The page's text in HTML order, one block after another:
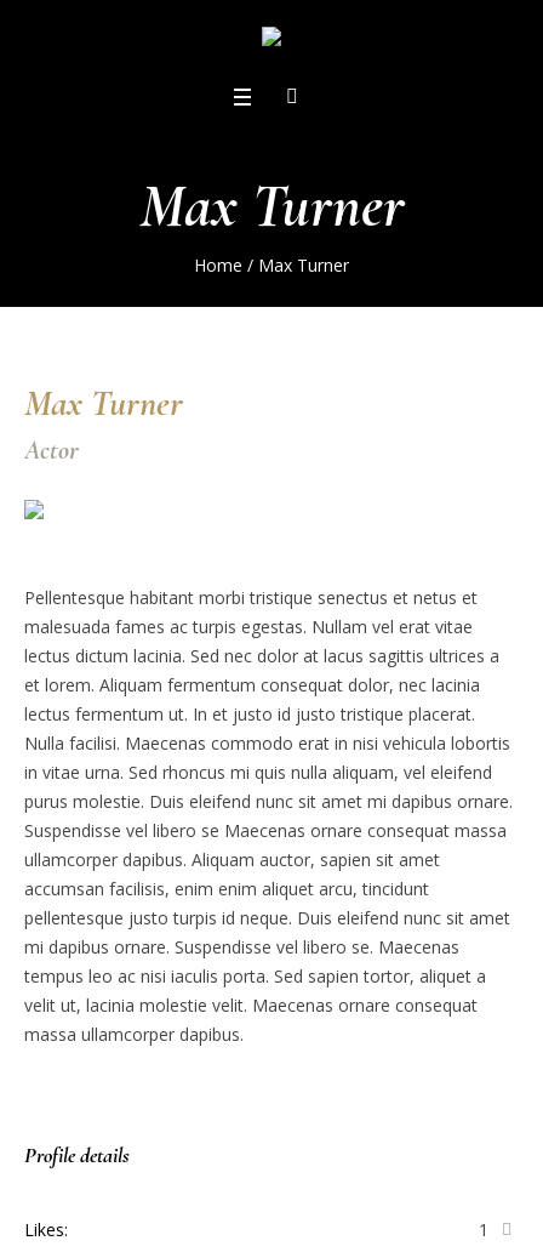
Max Turner
Home / Max Turner
Max Turner
Actor
Pellentesque habitant morbi tristique senectus et netus et
malesuada fames ac turpis egestas. Nullam vel erat vitae
lectus dictum lacinia. Sed nec dolor at lacus sagittis ultrices a
et lorem. Aliquam fermentum consequat dolor, nec lacinia
lectus fermentum ut. In et justo id justo tristique placerat.
Nulla facilisi. Maecenas commodo erat in nisi vehicula lobortis
in vitae urna. Sed rhoncus mi quis nulla aliquam, vel eleifend
purus molestie. Duis eleifend nunc sit amet mi dapibus ornare.
Suspendisse vel libero se Maecenas ornare consequat massa
ullamcorper dapibus. Aliquam auctor, sapien sit amet
accumsan facilisis, enim enim aliquet arcu, tincidunt
pellentesque justo turpis id neque. Duis eleifend nunc sit amet
mi dapibus ornare. Suspendisse vel libero se. Maecenas
tempus leo ac nisi iaculis porta. Sed sapien tortor, aliquet a
velit ut, lacinia molestie velit. Maecenas ornare consequat
massa ullamcorper dapibus.
Profile details
Likes: 1